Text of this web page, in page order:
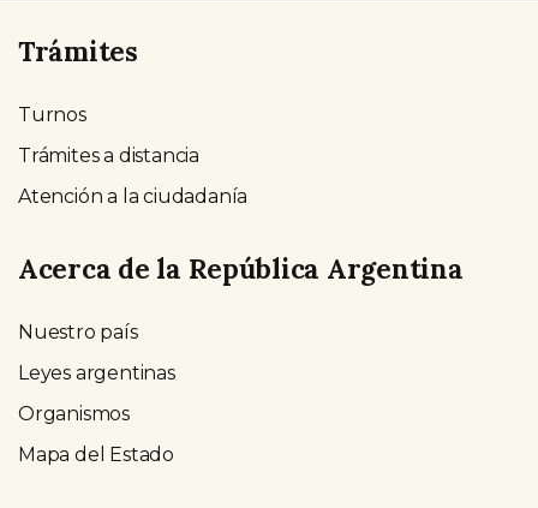
Trámites
Turnos
Trámites a distancia
Atención a la ciudadanía
Acerca de la República Argentina
Nuestro país
Leyes argentinas
Organismos
Mapa del Estado